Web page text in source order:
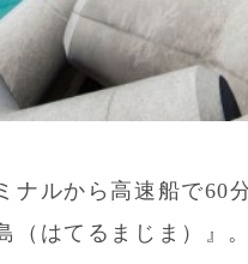
ナルから高速船で60
（はてるまじま）』